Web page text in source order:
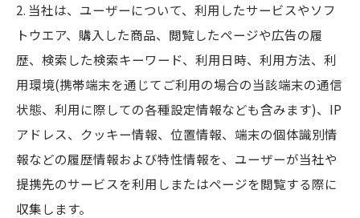
2. 当社は、ユーザーについて、利用したサービスやソフ
トウエア、購入した商品、閲覧したページや広告の履
歴、検索した検索キーワード、利用日時、利用方法、利
用環境(携帯端末を通じてご利用の場合の当該端末の通信
状態、利用に際しての各種設定情報なども含みます)、IP
アドレス、クッキー情報、位置情報、端末の個体識別情
報などの履歴情報および特性情報を、ユーザーが当社や
提携先のサービスを利用しまたはページを閲覧する際に
収集します。